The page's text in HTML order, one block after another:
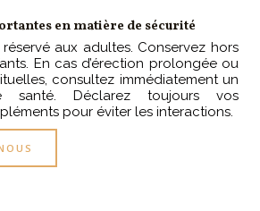
en matière de sécurité
aux adultes. Conservez hors
En cas d’érection prolongée ou
consultez immédiatement un
santé. Déclarez toujours vos
pour éviter les interactions.